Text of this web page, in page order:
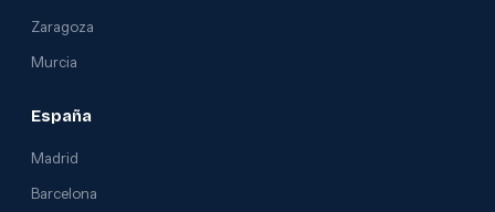
Zaragoza
Murcia
España
Madrid
Barcelona